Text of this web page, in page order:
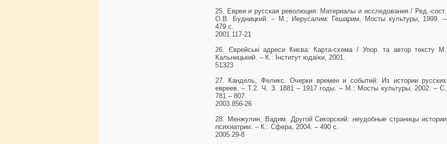
25. Евреи и русская революция: Материалы и исследования / Ред.-сост.
О.В. Будницкий. – М.; Иерусалим: Гешарим, Мосты культуры, 1999. –
479 с.
2001.117-21
26. Єврейські адреси Києва: Карта-схема / Упор. та автор тексту М.
Кальницький. – К.: Інститут юдаїки, 2001.
51323
27. Кандель, Феликс. Очерки времен и событий: Из истории русских
евреев. – Т.2. Ч. 3. 1881 – 1917 годы. – М.: Мосты культуры, 2002. – С.
781 – 807.
2003.856-26
28. Менжулин, Вадим. Другой Сикорский: неудобные страницы истории
психиатрии. – К.: Сфера, 2004. – 490 с.
2005.29-8